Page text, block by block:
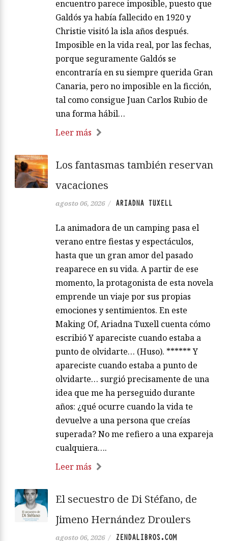
encuentro parece imposible, puesto que
Galdós ya había fallecido en 1920 y
Christie visitó la isla años después.
Imposible en la vida real, por las fechas,
porque seguramente Galdós se
encontraría en su siempre querida Gran
Canaria, pero no imposible en la ficción,
tal como consigue Juan Carlos Rubio de
una forma hábil…
Leer más
Los fantasmas también reservan
vacaciones
agosto 06, 2026 / ARIADNA TUXELL
La animadora de un camping pasa el
verano entre fiestas y espectáculos,
hasta que un gran amor del pasado
reaparece en su vida. A partir de ese
momento, la protagonista de esta novela
emprende un viaje por sus propias
emociones y sentimientos. En este
Making Of, Ariadna Tuxell cuenta cómo
escribió Y apareciste cuando estaba a
punto de olvidarte… (Huso). ****** Y
apareciste cuando estaba a punto de
olvidarte… surgió precisamente de una
idea que me ha perseguido durante
años: ¿qué ocurre cuando la vida te
devuelve a una persona que creías
superada? No me refiero a una expareja
cualquiera….
Leer más
El secuestro de Di Stéfano, de
Jimeno Hernández Droulers
agosto 06, 2026 / ZENDALIBROS.COM